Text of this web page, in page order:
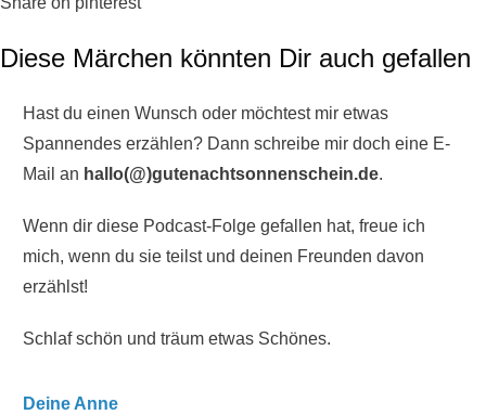
Diese Märchen könnten Dir auch gefallen
Hast du einen Wunsch oder möchtest mir etwas
Spannendes erzählen? Dann schreibe mir doch eine E-
Mail an hallo(@)gutenachtsonnenschein.de.
Wenn dir diese Podcast-Folge gefallen hat, freue ich
mich, wenn du sie teilst und deinen Freunden davon
erzählst!
Schlaf schön und träum etwas Schönes.
Deine Anne